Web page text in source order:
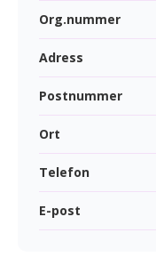
Org.nummer
Adress
Postnummer
Ort
Telefon
E-post